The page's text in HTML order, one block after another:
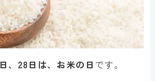
、28日は、お米の日 です。